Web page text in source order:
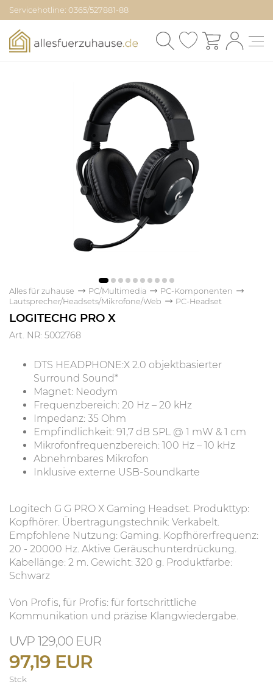
Servicehotline: 0365/527881-88
Alles für zuhause PC/Multimedia
PC-Komponenten
Lautsprecher/Headsets/Mikrofone/Web
PC-Headset
LOGITECHG PRO X
Art. NR: 5002768
DTS HEADPHONE:X 2.0 objektbasierter
Surround Sound*
Magnet: Neodym
Frequenzbereich: 20 Hz – 20 kHz
Impedanz: 35 Ohm
Empfindlichkeit: 91,7 dB SPL @ 1 mW & 1 cm
Mikrofonfrequenzbereich: 100 Hz – 10 kHz
Abnehmbares Mikrofon
Inklusive externe USB-Soundkarte
Logitech G G PRO X Gaming Headset. Produkttyp:
Kopfhörer. Übertragungstechnik: Verkabelt.
Empfohlene Nutzung: Gaming. Kopfhörerfrequenz:
20 - 20000 Hz. Aktive Geräuschunterdrückung.
Kabellänge: 2 m. Gewicht: 320 g. Produktfarbe:
Schwarz
Von Profis, für Profis: für fortschrittliche
Kommunikation und präzise Klangwiedergabe.
129,00 EUR
97,19 EUR
Stck